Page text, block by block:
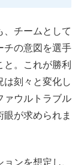
、チームとして
チの意図を選手
。これが勝利
は刻々と変化し
ァウルトラブル
が求められま
ンを想定し、